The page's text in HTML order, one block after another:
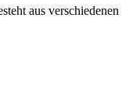
aus verschiedenen